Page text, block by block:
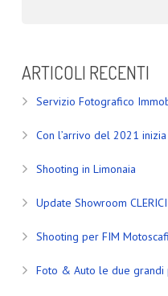
ARTICOLI RECENTI
Servizio Fotografico
Con l’arrivo del 2021
Shooting in Limonaia
Update Showroom CLERICI
Shooting per FIM Motoscafi
Foto & Auto le due grandi